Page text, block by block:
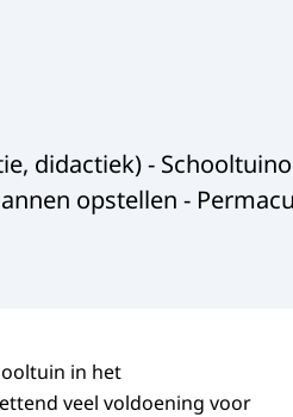
didactiek) -
opstellen -
in het
veel voldoening voor